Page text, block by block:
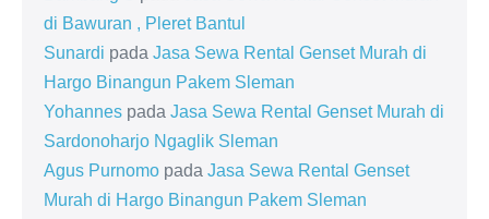
di Bawuran , Pleret Bantul
Sunardi pada Jasa Sewa Rental Genset Murah di
Hargo Binangun Pakem Sleman
Yohannes pada Jasa Sewa Rental Genset Murah di
Sardonoharjo Ngaglik Sleman
Agus Purnomo pada Jasa Sewa Rental Genset
Murah di Hargo Binangun Pakem Sleman